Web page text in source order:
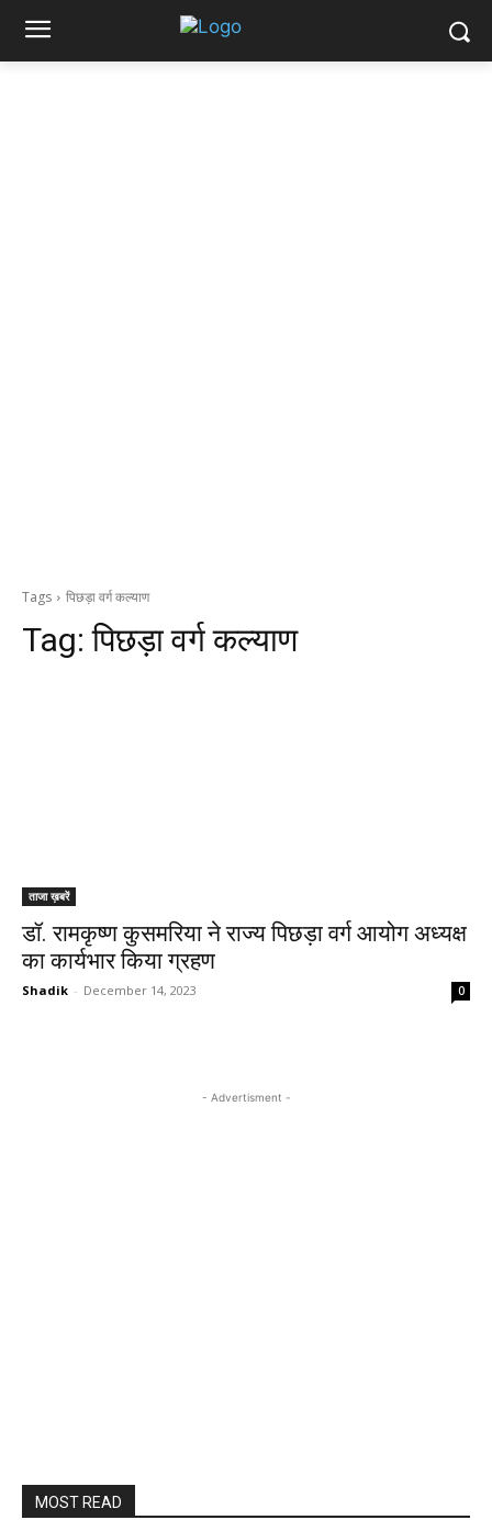
Tags पिछड़ा वर्ग कल्याण
Tag:पिछड़ा वर्ग कल्याण
ताजा ख़बरें
डॉ. रामकृष्ण कुसमरिया ने राज्य पिछड़ा वर्ग आयोग अध्यक्ष
का कार्यभार किया ग्रहण
Shadik - December 14, 2023 0
- Advertisment -
MOST READ